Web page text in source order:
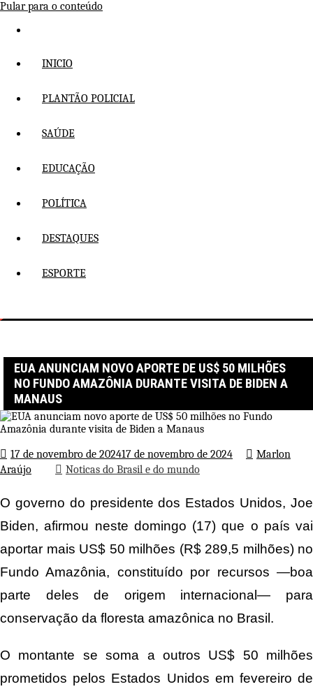
Pular para o conteúdo
INICIO
PLANTÃO POLICIAL
SAÚDE
EDUCAÇÃO
POLÍTICA
DESTAQUES
ESPORTE
EUA ANUNCIAM NOVO APORTE DE US$ 50 MILHÕES
NO FUNDO AMAZÔNIA DURANTE VISITA DE BIDEN A
MANAUS
17 de novembro de 202417 de novembro de 2024
Marlon
Araújo
Noticas do Brasil e do mundo
O governo do presidente dos Estados Unidos, Joe
Biden, afirmou neste domingo (17) que o país vai
aportar mais US$ 50 milhões (R$ 289,5 milhões) no
Fundo Amazônia, constituído por recursos —boa
parte deles de origem internacional— para
conservação da floresta amazônica no Brasil.
O montante se soma a outros US$ 50 milhões
prometidos pelos Estados Unidos em fevereiro de